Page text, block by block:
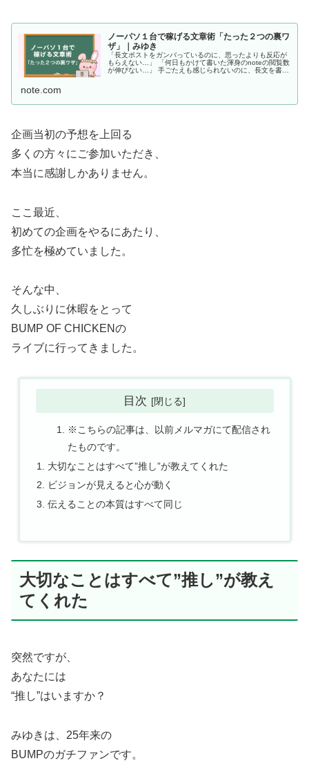
ノーパソ１台で稼げる文章術「たった２つの裏ワ
ザ」｜みゆき
「長文ポストをガンバっているのに、思ったよりも反応が
もらえない…」 「何日もかけて書いた渾身のnoteの閲覧数
が伸びない…」 手ごたえも感じられないのに、長文を書き
note.com
企画当初の予想を上回る
多くの方々にご参加いただき、
本当に感謝しかありません。
ここ最近、
初めての企画をやるにあたり、
多忙を極めていました。
そんな中、
久しぶりに休暇をとって
BUMP OF CHICKENの
ライブに行ってきました。
目次
※こちらの記事は、以前メルマガにて配信され
たものです。
大切なことはすべて”推し”が教えてくれた
ビジョンが見えると心が動く
伝えることの本質はすべて同じ
大切なことはすべて”推し”が教え
てくれた
突然ですが、
あなたには
“推し”はいますか？
みゆきは、25年来の
BUMPのガチファンです。